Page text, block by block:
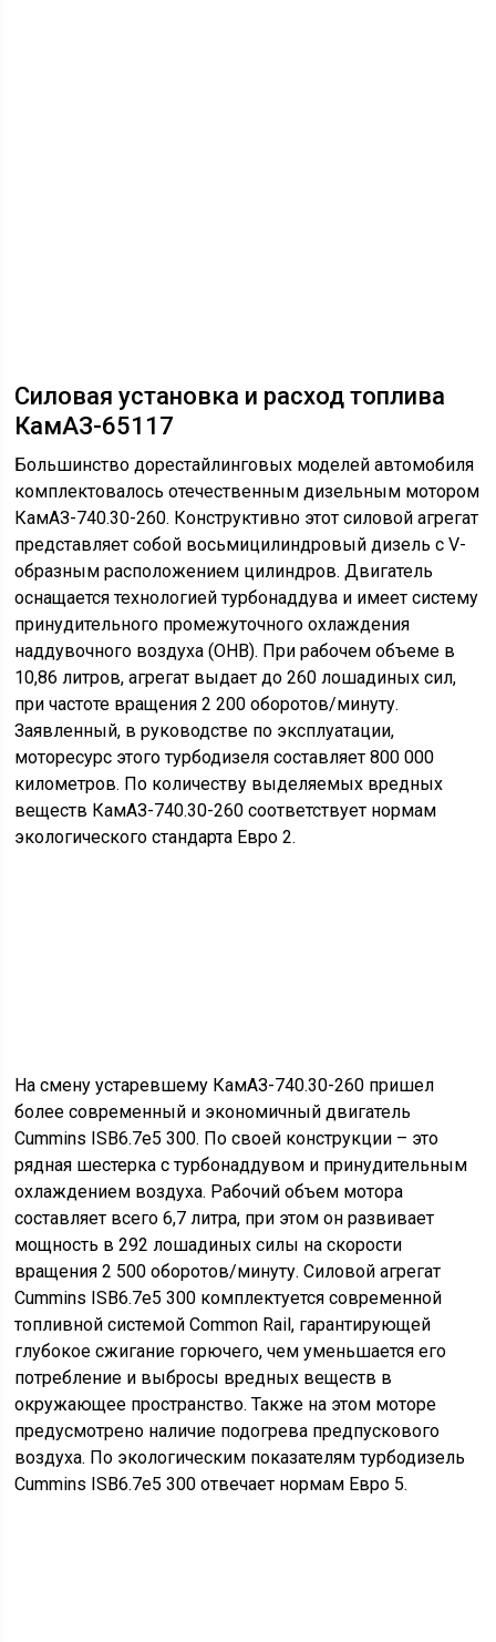
топливной системой Common Rail, гарантирующей
глубокое сжигание горючего, чем уменьшается его
потребление и выбросы вредных веществ в
окружающее пространство. Также на этом моторе
предусмотрено наличие подогрева предпускового
воздуха. По экологическим показателям турбодизель
Cummins ISB6.7e5 300 отвечает нормам Евро 5.
Расход топлива зависит от установленного мотора и
технической исправности автомобиля. Грузовик,
оснащенный лицензионным мотором Камминз,
расходует 26 литров горючего в летний период и около
27,5 литров зимой. Потребление топлива двигателем
КамАЗ-740.30-260 может достигать 35-41 литров, а
зависимости от условий эксплуатации. В стандартной
комплектации автомобиль поставляется с топливным
баком на 500 литров.
Переключение передач, осуществляется дистанционно,
из кабины грузовика, при помощи качающегося
рычага. Взаимодействие коробки и двигателя
осуществляется через диафрагменное однодисковое
сцепление, оборудованное гидравлическим приводом
и пневмоусилителем.
Электросхемы и электроприборы КамАЗ-65117
питаются от двух 12-вольтовых аккумуляторов, также
на шасси установлен генератор на 2 киловатта и
инвертор напряжения.
Принципиальная схема электропроводки автомобиля
доступна здесь:
Тормоза и подвеска КамАЗ-65117